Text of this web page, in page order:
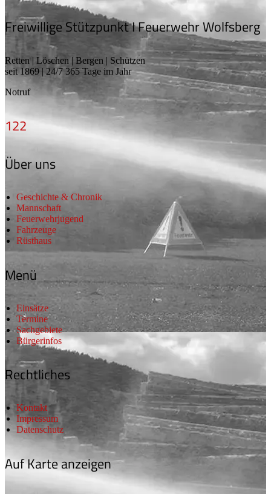
Freiwillige Stützpunkt I Feuerwehr Wolfsberg
Retten | Löschen | Bergen | Schützen
seit 1869 | 24/7 365 Tage im Jahr
Notruf
122
Über uns
Geschichte & Chronik
Mannschaft
Feuerwehrjugend
Fahrzeuge
Rüsthaus
Menü
Einsätze
Termine
Sachgebiete
Bürgerinfos
Rechtliches
Kontakt
Impressum
Datenschutz
Auf Karte anzeigen